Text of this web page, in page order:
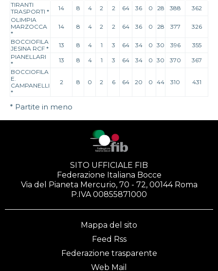
TIRANTI
TRASPORTI * 14 8 4 2 2 64 36 0 28 388
362
OLIMPIA
MARZOCCA
*
14 8 4 2 2 64 36 0 28 377 326
BOCCIOFILA
JESINA RCF * 13 8 4 1 3 64 34 0 30 396
355
PIANELLARI
*
13 8 4 1 3 64 34 0 30 370
367
BOCCIOFILA
E.
CAMPANELLI
*
2 8 0 2 6 64 20 0 44 310 431
* Partite in meno
SITO UFFICIALE FIB
Federazione Italiana Bocce
Via del Pianeta Mercurio, 70 - 72, 00144 Roma
P.IVA 00855871000
Mappa del sito
Feed Rss
Federazione trasparente
Web Mail